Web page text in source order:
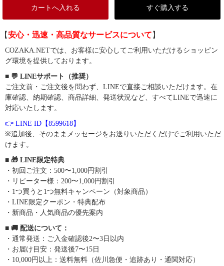
カートへ入れる すぐ購入する
【安心・迅速・高品質なサービスについて 】
COZAKA.NETでは、お客様に安心してご利用いただけるショッピン
グ環境を提供しております。
■ 💬 LINEサポート（推奨）
ご注文前・ご注文後を問わず、LINEで直接ご相談いただけます。在
庫確認、納期確認、商品詳細、発送状況など、すべてLINEで迅速に
対応いたします。
👉 LINE ID【8599618】
※追加後、そのままメッセージをお送りいただくだけでご利用いただ
けます。
■ 🎁 LINE限定特典
・初回ご注文：500〜1,000円割引
・リピーター様：200〜1,000円割引
・1つ買うと1つ無料キャンペーン（対象商品）
・LINE限定クーポン・特典配布
・新商品・人気商品の優先案内
■ 🚚 配送について：
・通常発送：ご入金確認後2〜3日以内
・お届け目安：発送後7〜15日
・10,000円以上：送料無料（佐川急便・追跡あり・通関対応）